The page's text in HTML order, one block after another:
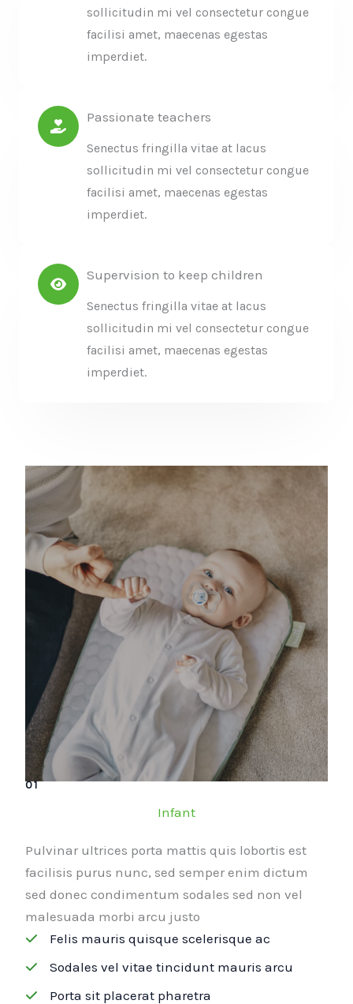
sollicitudin mi vel consectetur congue
facilisi amet, maecenas egestas
imperdiet.
Passionate teachers
Senectus fringilla vitae at lacus
sollicitudin mi vel consectetur congue
facilisi amet, maecenas egestas
imperdiet.
Supervision to keep children
Senectus fringilla vitae at lacus
sollicitudin mi vel consectetur congue
facilisi amet, maecenas egestas
imperdiet.
01
Infant
Pulvinar ultrices porta mattis quis lobortis est
facilisis purus nunc, sed semper enim dictum
sed donec condimentum sodales sed non vel
malesuada morbi arcu justo
Felis mauris quisque scelerisque ac
Sodales vel vitae tincidunt mauris arcu
Porta sit placerat pharetra